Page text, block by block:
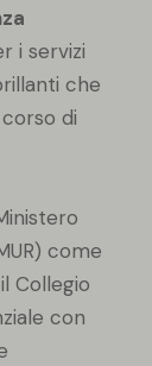
i servizi
che
di
come
Collegio
con